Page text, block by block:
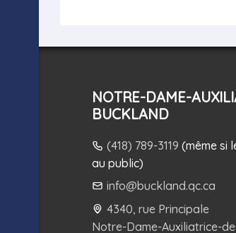
NOTRE-DAME-
BUCKLAND
(418) 789-3119 (même si
au public)
info@buckland.qc.ca
4340, rue Principale
Notre-Dame-Auxiliatrice-